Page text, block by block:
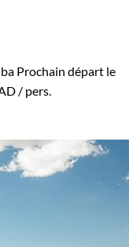
Prochain départ le
/ pers.